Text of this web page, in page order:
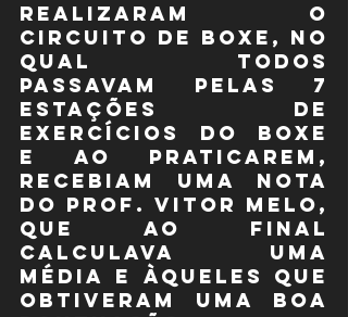
realizaram o
circuito de Boxe, no
qual todos
passavam pelas 7
estações de
exercícios do boxe
e ao praticarem,
recebiam uma nota
do Prof. Vitor Melo,
que ao final
calculava uma
média e àqueles que
obtiveram uma boa